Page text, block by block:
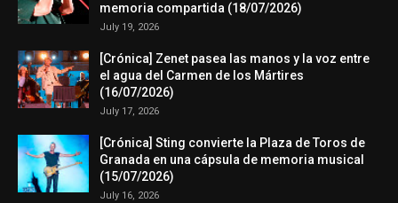
memoria compartida (18/07/2026)
July 19, 2026
[Crónica] Zenet pasea las manos y la voz entre
el agua del Carmen de los Mártires
(16/07/2026)
July 17, 2026
[Crónica] Sting convierte la Plaza de Toros de
Granada en una cápsula de memoria musical
(15/07/2026)
July 16, 2026